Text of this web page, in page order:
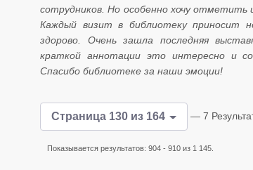
сотрудников. Но особенно хочу отметить
Каждый визит в библиотеку приносит
здорово. Очень зашла последняя
краткой аннотации это интересно и
Спасибо библиотеке за наши эмоции!
Страница 130 из 164 — 7
Показывается результатов: 904 - 910 из 1 145.